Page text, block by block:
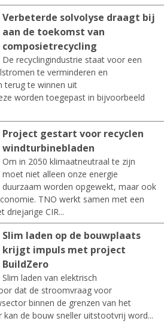
Verbeterde solvolyse draagt bij
aan de toekomst van
composietrecycling
De recyclingindustrie staat voor een
te verminderen en
terug te winnen uit
worden toegepast in bijvoorbeeld
Project gestart voor recyclen
windturbinebladen
Om in 2050 klimaatneutraal te zijn
moet niet alleen onze energie
duurzaam worden opgewekt, maar ook
TNO werkt samen met een
driejarige CIR...
Slim laden op de bouwplaats
krijgt impuls met project
BuildZero
Slim laden van elektrisch
dat de stroomvraag voor
binnen de grenzen van het
de bouw sneller uitstootvrij word...